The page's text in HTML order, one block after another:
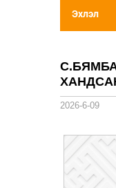
Эхлэл
2026-6-09